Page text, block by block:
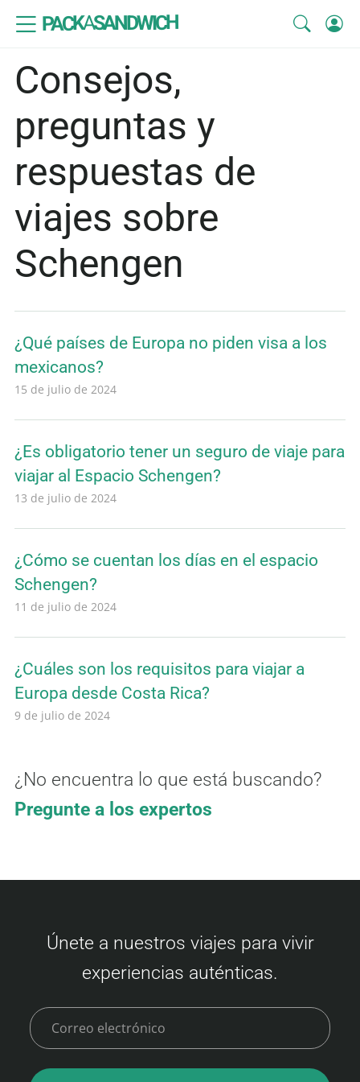
PACKASANDWICH
Consejos,
preguntas y
respuestas de
viajes sobre
Schengen
¿Qué países de Europa no piden visa a los
mexicanos?
15 de julio de 2024
¿Es obligatorio tener un seguro de viaje para
viajar al Espacio Schengen?
13 de julio de 2024
¿Cómo se cuentan los días en el espacio
Schengen?
11 de julio de 2024
¿Cuáles son los requisitos para viajar a
Europa desde Costa Rica?
9 de julio de 2024
¿No encuentra lo que está buscando?
Pregunte a los expertos
Únete a nuestros viajes para vivir
experiencias auténticas.